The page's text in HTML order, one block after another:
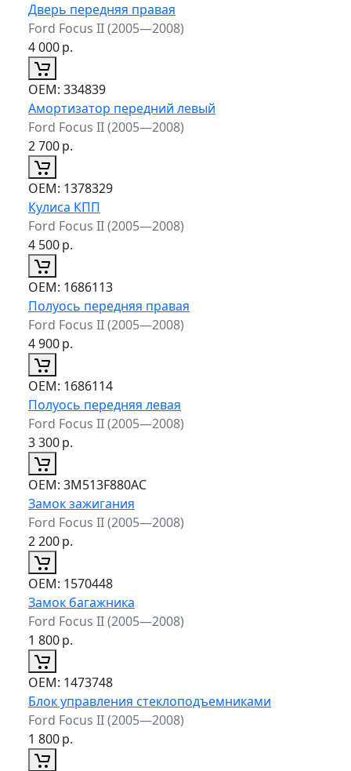
Дверь передняя правая
Ford Focus II (2005—2008)
4 000р.
ОЕМ: 334839
Амортизатор передний левый
Ford Focus II (2005—2008)
2 700р.
ОЕМ: 1378329
Кулиса КПП
Ford Focus II (2005—2008)
4 500р.
ОЕМ: 1686113
Полуось передняя правая
Ford Focus II (2005—2008)
4 900р.
ОЕМ: 1686114
Полуось передняя левая
Ford Focus II (2005—2008)
3 300р.
ОЕМ: 3M513F880AC
Замок зажигания
Ford Focus II (2005—2008)
2 200р.
ОЕМ: 1570448
Замок багажника
Ford Focus II (2005—2008)
1 800р.
ОЕМ: 1473748
Блок управления стеклоподъемниками
Ford Focus II (2005—2008)
1 800р.